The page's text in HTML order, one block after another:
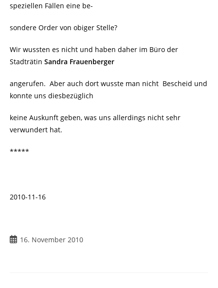
speziellen Fällen eine be-
sondere Order von obiger Stelle?
Wir wussten es nicht und haben daher im Büro der
Stadträtin Sandra Frauenberger
angerufen. Aber auch dort wusste man nicht Bescheid und
konnte uns diesbezüglich
keine Auskunft geben, was uns allerdings nicht sehr
verwundert hat.
*****
2010-11-16
Beitrag16. November 2010